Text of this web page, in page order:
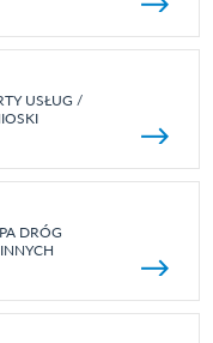
USŁUG /
DRÓG